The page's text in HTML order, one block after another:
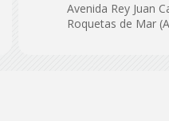
Avenida Rey Juan
Roquetas de Mar